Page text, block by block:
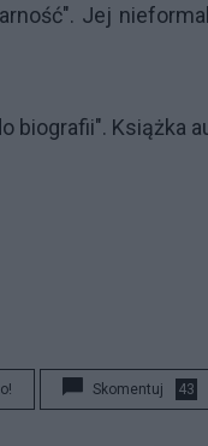
Jej
biografii". Książka
Skomentuj 43